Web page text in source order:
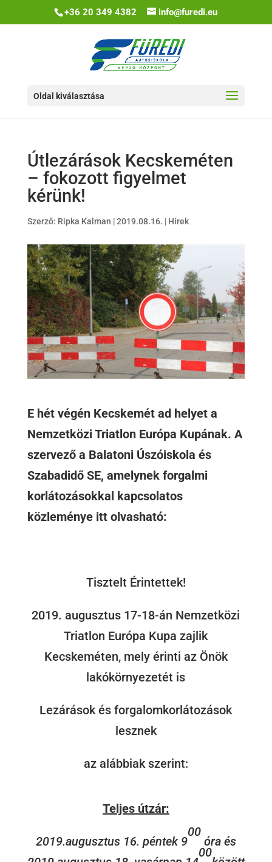
+36 20 349 4382 info@furedi.eu
Oldal kiválasztása
Útlezárások Kecskeméten
– fokozott figyelmet
kérünk!
Szerző: Ripka Kalman |2019.08.16. | Hírek
E hét végén Kecskemét ad helyet a
Nemzetközi Triatlon Európa Kupának. A
szervező a Balatoni Úszóiskola és
Szabadidő SE, amelynek forgalmi
korlátozásokkal kapcsolatos
közleménye itt olvasható:
Tisztelt Érintettek!
2019. augusztus 17-18-án Nemzetközi
Triatlon Európa Kupa zajlik
Kecskeméten, mely érinti az Önök
lakókörnyezetét is
Lezárások és forgalomkorlátozások
lesznek
az alábbiak szerint:
Teljes útzár:
2019.augusztus 16. péntek 9
00
óra és
00